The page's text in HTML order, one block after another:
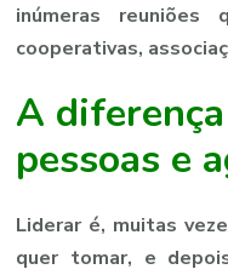
inúmeras reuniões
cooperativas,
A
pessoas e
Liderar é, muitas
quer tomar, e